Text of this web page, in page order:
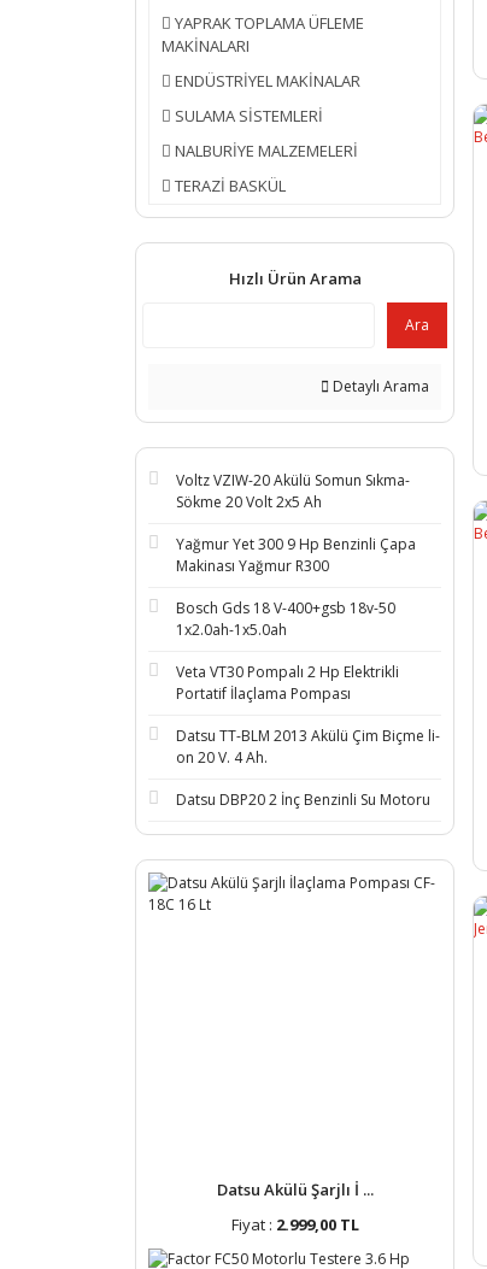
YAPRAK TOPLAMA ÜFLEME
MAKİNALARI
ENDÜSTRİYEL MAKİNALAR
SULAMA SİSTEMLERİ
NALBURİYE MALZEMELERİ
TERAZİ BASKÜL
Hızlı Ürün Arama
Ara
Detaylı Arama
Voltz VZIW-20 Akülü Somun Sıkma-
Sökme 20 Volt 2x5 Ah
Yağmur Yet 300 9 Hp Benzinli Çapa
Makinası Yağmur R300
Bosch Gds 18 V-400+gsb 18v-50
1x2.0ah-1x5.0ah
Veta VT30 Pompalı 2 Hp Elektrikli
Portatif İlaçlama Pompası
Datsu TT-BLM 2013 Akülü Çim Biçme li-
on 20 V. 4 Ah.
Datsu DBP20 2 İnç Benzinli Su Motoru
Datsu Akülü Şarjlı İ ...
Fiyat : 2.999,00 TL